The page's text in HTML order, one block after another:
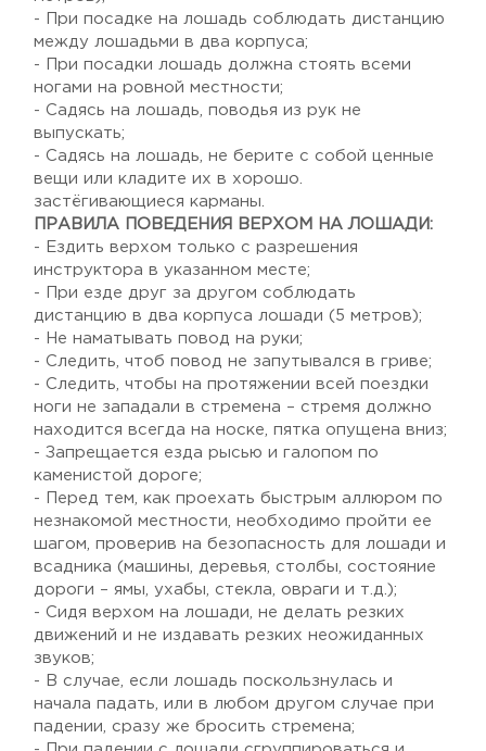
- При посадке на лошадь соблюдать дистанцию
между лошадьми в два корпуса;
- При посадки лошадь должна стоять всеми
ногами на ровной местности;
- Садясь на лошадь, поводья из рук не
выпускать;
- Садясь на лошадь, не берите с собой ценные
вещи или кладите их в хорошо.
застёгивающиеся карманы.
ПРАВИЛА ПОВЕДЕНИЯ ВЕРХОМ НА ЛОШАДИ:
- Ездить верхом только с разрешения
инструктора в указанном месте;
- При езде друг за другом соблюдать
дистанцию в два корпуса лошади (5 метров);
- Не наматывать повод на руки;
- Следить, чтоб повод не запутывался в гриве;
- Следить, чтобы на протяжении всей поездки
ноги не западали в стремена – стремя должно
находится всегда на носке, пятка опущена вниз;
- Запрещается езда рысью и галопом по
каменистой дороге;
- Перед тем, как проехать быстрым аллюром по
незнакомой местности, необходимо пройти ее
шагом, проверив на безопасность для лошади и
всадника (машины, деревья, столбы, состояние
дороги – ямы, ухабы, стекла, овраги и т.д.);
- Сидя верхом на лошади, не делать резких
движений и не издавать резких неожиданных
звуков;
- В случае, если лошадь поскользнулась и
начала падать, или в любом другом случае при
падении, сразу же бросить стремена;